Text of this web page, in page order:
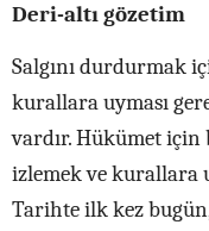
Deri-altı gözetim
Salgını durdurmak
kurallara uyması
vardır. Hükümet
izlemek ve kurallara
Tarihte ilk kez